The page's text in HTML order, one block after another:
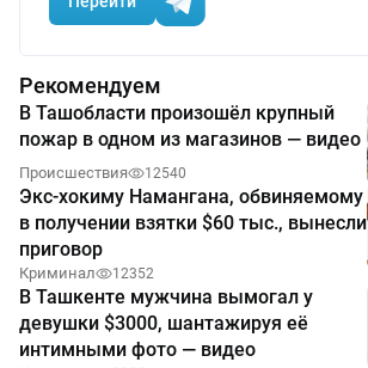
Рекомендуем
В Ташобласти произошёл крупный
пожар в одном из магазинов — видео
Происшествия 12540
Экс-хокиму Намангана, обвиняемому
в получении взятки $60 тыс., вынесли
приговор
Криминал 12352
В Ташкенте мужчина вымогал у
девушки $3000, шантажируя её
интимными фото — видео